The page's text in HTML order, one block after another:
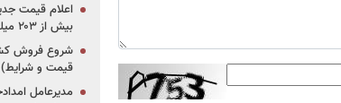
بیش از ۲۰۳ میلیون تومانی
قیمت و شرایط)